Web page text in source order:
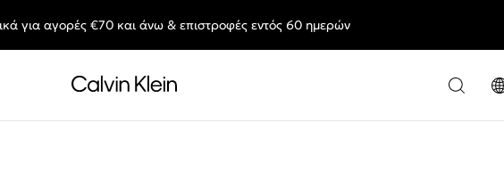
Sale: Αγαπημένα styles, στις τιμές που θες.
για αγορές €70 και άνω & επιστροφές εντός 60 ημερών